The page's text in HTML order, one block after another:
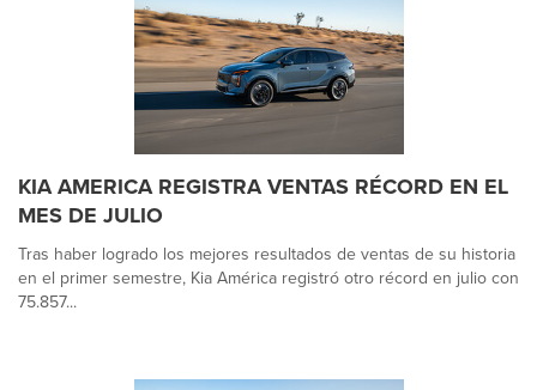
KIA AMERICA REGISTRA VENTAS RÉCORD EN EL
MES DE JULIO
Tras haber logrado los mejores resultados de ventas de su historia
en el primer semestre, Kia América registró otro récord en julio con
75.857...